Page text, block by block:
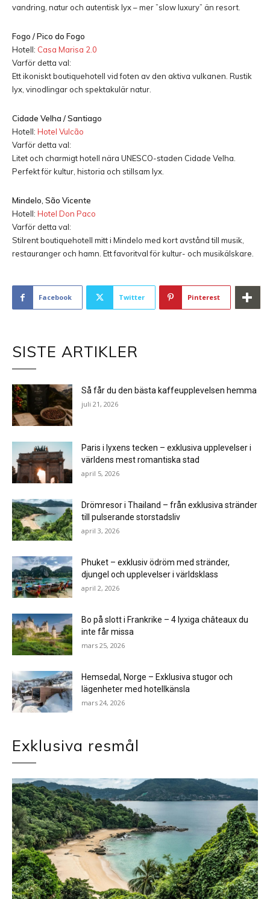
vandring, natur och autentisk lyx – mer ”slow luxury” än resort.
Fogo / Pico do Fogo
Hotell: Casa Marisa 2.0
Varför detta val:
Ett ikoniskt boutiquehotell vid foten av den aktiva vulkanen. Rustik
lyx, vinodlingar och spektakulär natur.
Cidade Velha / Santiago
Hotell: Hotel Vulcão
Varför detta val:
Litet och charmigt hotell nära UNESCO-staden Cidade Velha.
Perfekt för kultur, historia och stillsam lyx.
Mindelo, São Vicente
Hotell: Hotel Don Paco
Varför detta val:
Stilrent boutiquehotell mitt i Mindelo med kort avstånd till musik,
restauranger och hamn. Ett favoritval för kultur- och musikälskare.
Facebook Twitter Pinterest
SISTE ARTIKLER
Så får du den bästa kaffeupplevelsen hemma
juli 21, 2026
Paris i lyxens tecken – exklusiva upplevelser i
världens mest romantiska stad
april 5, 2026
Drömresor i Thailand – från exklusiva stränder
till pulserande storstadsliv
april 3, 2026
Phuket – exklusiv ödröm med stränder,
djungel och upplevelser i världsklass
april 2, 2026
Bo på slott i Frankrike – 4 lyxiga châteaux du
inte får missa
mars 25, 2026
Hemsedal, Norge – Exklusiva stugor och
lägenheter med hotellkänsla
mars 24, 2026
Exklusiva resmål